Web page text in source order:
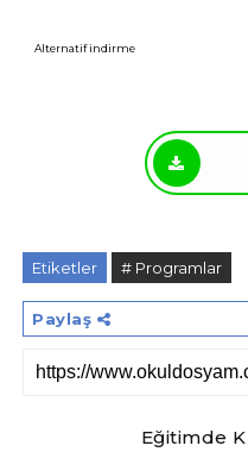
Alternatif indirme
Etiketler # Programlar
Paylaş
Eğitimde